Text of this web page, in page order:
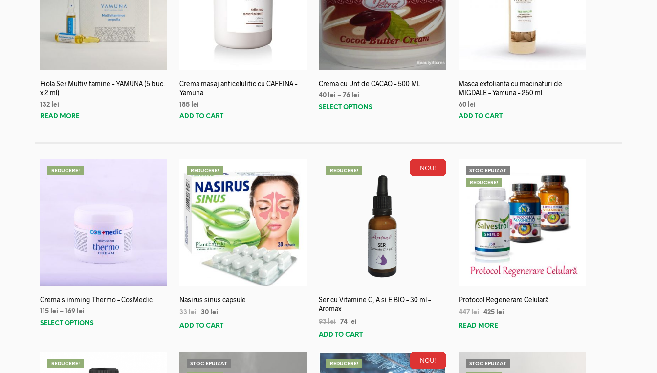
Fiola Ser Multivitamine – YAMUNA (5 buc.
x 2 ml)
132 lei
READ MORE
Crema masaj anticelulitic cu CAFEINA –
Yamuna
185 lei
ADD TO CART
Crema cu Unt de CACAO – 500 ML
40 lei –76 lei
SELECT OPTIONS
Masca exfolianta cu macinaturi de
MIGDALE – Yamuna – 250 ml
60 lei
ADD TO CART
REDUCERE!
Crema slimming Thermo – CosMedic
115 lei – 169 lei
SELECT OPTIONS
REDUCERE!
Nasirus sinus capsule
33lei 30 lei
ADD TO CART
NOU!
REDUCERE!
Ser cu Vitamine C, A si E BIO – 30 ml –
Aromax
93lei 74 lei
ADD TO CART
STOC EPUIZAT
REDUCERE!
Protocol Regenerare Celulară
447lei 425 lei
READ MORE
REDUCERE! STOC EPUIZAT NOU!
REDUCERE! STOC EPUIZAT